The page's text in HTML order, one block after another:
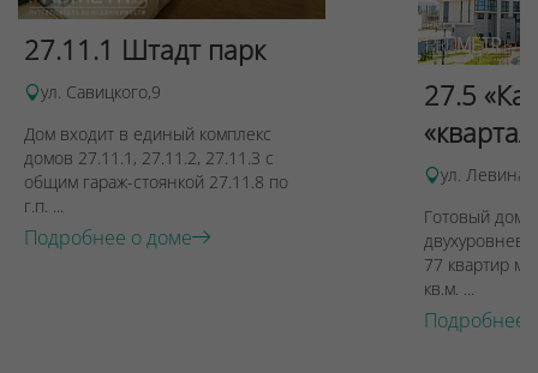
27.11.1 Штадт парк
ул. Савицкого,9
Дом входит в единый комплекс
домов 27.11.1, 27.11.2, 27.11.3 с
общим гараж-стоянкой 27.11.8 по
г.п. ...
Подробнее о доме
27.5
ул. Левина,
Готовый дом
77 квартир
кв.м. ...
Подробнее